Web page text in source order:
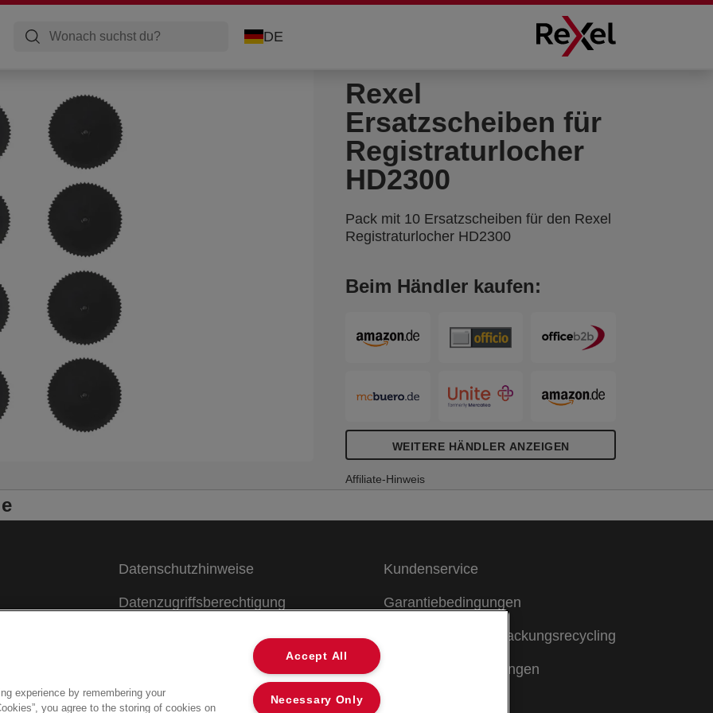
DE
Rexel
Ersatzscheiben für
Registraturlocher
HD2300
Pack mit 10 Ersatzscheiben für den Rexel
Registraturlocher HD2300
Beim Händler kaufen:
WEITERE HÄNDLER ANZEIGEN
Affiliate-Hinweis
Datenschutzhinweise
Datenzugriffsberechtigung
Impressum
Kundenservice
Garantiebedingungen
Hinweise zum Verpackungsrecycling
Konformitätserklärungen
experience by remembering your
you agree to the storing of cookies on
Accept All
Necessary Only